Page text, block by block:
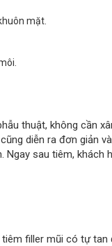
mặt.
thuật, không cần
diễn ra đơn giản
sau tiêm, khách
filler mũi có tự